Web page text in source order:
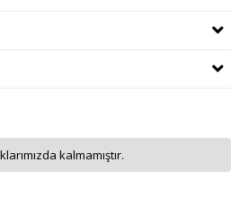
kalmamıştır.